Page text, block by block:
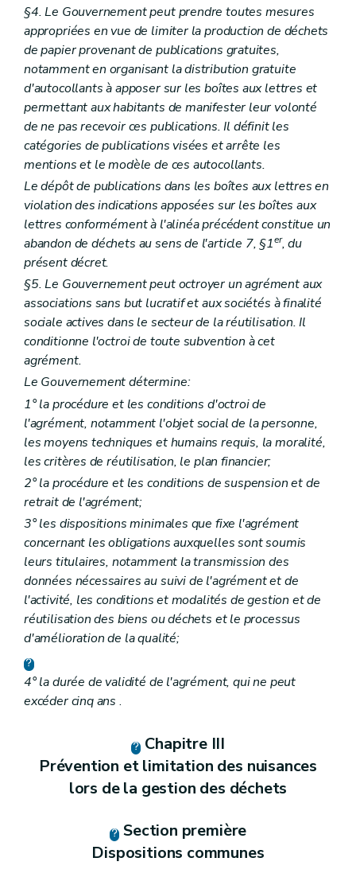
§4. Le Gouvernement peut prendre toutes mesures
appropriées en vue de limiter la production de déchets
de papier provenant de publications gratuites,
notamment en organisant la distribution gratuite
d'autocollants à apposer sur les boîtes aux lettres et
permettant aux habitants de manifester leur volonté
de ne pas recevoir ces publications. Il définit les
catégories de publications visées et arrête les
mentions et le modèle de ces autocollants.
Le dépôt de publications dans les boîtes aux lettres en
violation des indications apposées sur les boîtes aux
lettres conformément à l'alinéa précédent constitue un
abandon de déchets au sens de l'article 7, §1er, du
présent décret.
§5. Le Gouvernement peut octroyer un agrément aux
associations sans but lucratif et aux sociétés à finalité
sociale actives dans le secteur de la réutilisation. Il
conditionne l'octroi de toute subvention à cet
agrément.
Le Gouvernement détermine:
1° la procédure et les conditions d'octroi de
l'agrément, notamment l'objet social de la personne,
les moyens techniques et humains requis, la moralité,
les critères de réutilisation, le plan financier;
2° la procédure et les conditions de suspension et de
retrait de l'agrément;
3° les dispositions minimales que fixe l'agrément
concernant les obligations auxquelles sont soumis
leurs titulaires, notamment la transmission des
données nécessaires au suivi de l'agrément et de
l'activité, les conditions et modalités de gestion et de
réutilisation des biens ou déchets et le processus
d'amélioration de la qualité;
4° la durée de validité de l'agrément, qui ne peut
excéder cinq ans .
Chapitre III
Prévention et limitation des nuisances
lors de la gestion des déchets
Section première
Dispositions communes